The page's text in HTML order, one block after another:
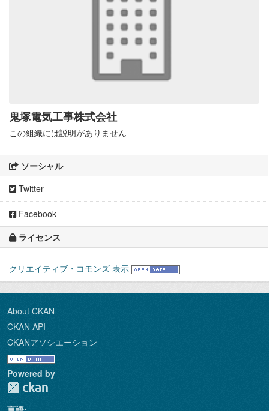
鬼塚電気工事株式会社
この組織には説明がありません
ソーシャル
Twitter
Facebook
ライセンス
クリエイティブ・コモンズ 表示
About CKAN
CKAN API
CKANアソシエーション
Powered by